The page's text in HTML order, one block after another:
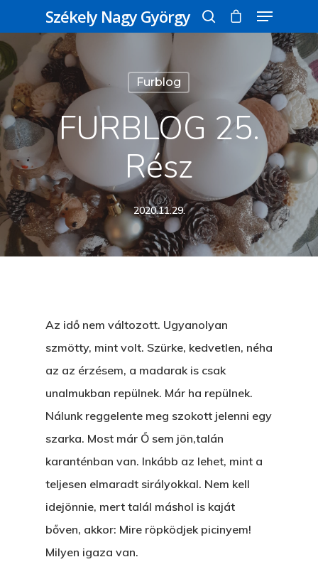
Üss egy entert a kereséshez, vagy nyomd
meg az ESC gombot a bezáráshoz
Székely Nagy György
Furblog
FURBLOG 25.
Rész
2020.11.29.
Az idő nem változott. Ugyanolyan
szmötty, mint volt. Szürke, kedvetlen, néha
az az érzésem, a madarak is csak
unalmukban repülnek. Már ha repülnek.
Nálunk reggelente meg szokott jelenni egy
szarka. Most már Ő sem jön,talán
karanténban van. Inkább az lehet, mint a
teljesen elmaradt sirályokkal. Nem kell
idejönnie, mert talál máshol is kaját
bőven, akkor: Mire röpködjek picinyem!
Milyen igaza van.